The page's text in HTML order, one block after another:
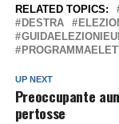
RELATED TOPICS:
DESTRA
UP NEXT
Preoccupante
pertosse